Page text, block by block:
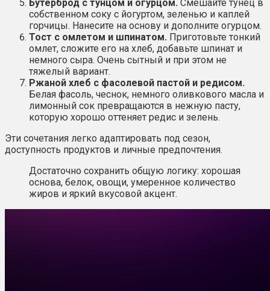
Бутерброд с тунцом и огурцом. Смешайте тунец в
собственном соку с йогуртом, зеленью и каплей
горчицы. Нанесите на основу и дополните огурцом.
Тост с омлетом и шпинатом. Приготовьте тонкий
омлет, сложите его на хлеб, добавьте шпинат и
немного сыра. Очень сытный и при этом не
тяжелый вариант.
Ржаной хлеб с фасолевой пастой и редисом.
Белая фасоль, чеснок, немного оливкового масла и
лимонный сок превращаются в нежную пасту,
которую хорошо оттеняет редис и зелень.
Эти сочетания легко адаптировать под сезон,
доступность продуктов и личные предпочтения.
Достаточно сохранить общую логику: хорошая
основа, белок, овощи, умеренное количество
жиров и яркий вкусовой акцент.